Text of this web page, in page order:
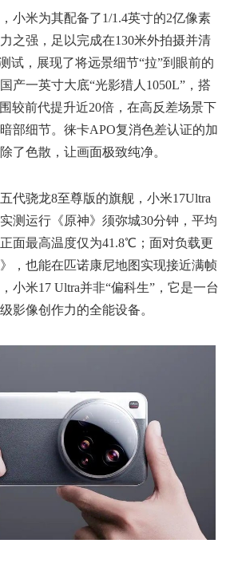
小米为其配备了1/1.4英寸的2亿像素
之强，足以完成在130米外拍摄并清
试，展现了将远景细节“拉”到眼前的
产一英寸大底“光影猎人1050L”，搭
较前代提升近20倍，在高反差场景下
部细节。徕卡APO复消色差认证的加
了色散，让画面极致纯净。
代骁龙8至尊版的旗舰，小米17Ultra
测运行《原神》须弥城30分钟，平均
面最高温度仅为41.8℃；面对负载更
，也能在匹诺康尼地图实现接近满帧
小米17 Ultra并非“偏科生”，它是一台
影像创作力的全能设备。